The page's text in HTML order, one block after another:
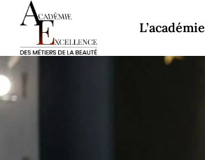
L’académie